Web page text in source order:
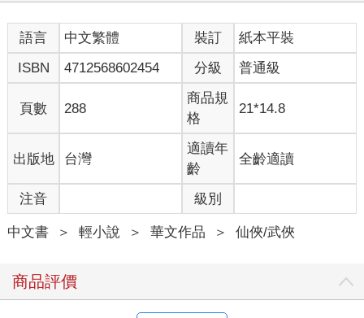
語言 中文繁體 裝訂
紙本平裝
ISBN
4712568602454 分級 普通級
頁數 288
商品規
格
21*14.8
出版地 台灣
適讀年
齡
全齡適讀
注音 級別
中文書 ＞ 輕小說 ＞ 華文作品 ＞ 仙俠/武俠
商品評價